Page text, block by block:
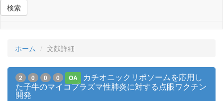
検索
ホーム 文献詳細
2 0 0 0 OA
カチオニックリポソームを応用し
た子牛のマイコプラズマ性肺炎に対する点眼ワクチン
開発